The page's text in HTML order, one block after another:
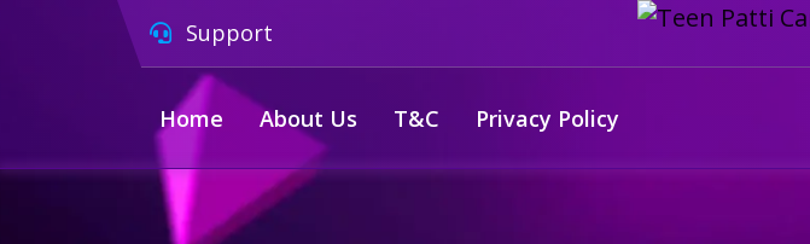
Support
Home About Us T&C Privacy Policy